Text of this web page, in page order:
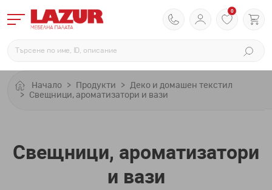
0
Начало Продукти
Деко и домашен текстил
Свещници, ароматизатори и вази
Свещници, ароматизатори
и вази